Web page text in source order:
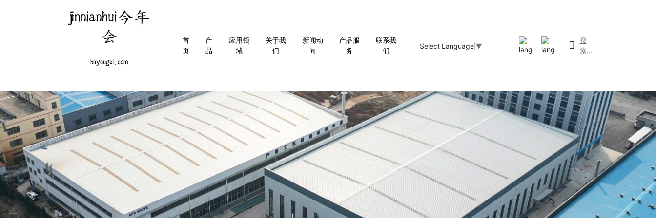
首
页
产
品
应用领
域
关于我
们
新闻动
向
产品服
务
联系我
们
Select Language ▼
搜
索...